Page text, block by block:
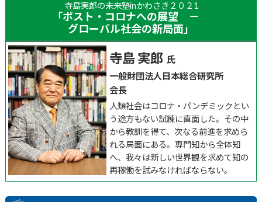
寺島実郎の未来塾inかわさき２０２1
「ポスト・コロナへの展望 －
グローバル社会の新局面」
寺島 実郎
一般財団法人日本総合研究所
会長
人類社会はコロナ・パンデミックとい
う途方もない試練に直面した。その中
から教訓を得て、次なる前進を求めら
れる局面にある。専門知から全体知
へ、我々は新しい世界観を求めて知の
再稼働を試みなければならない。